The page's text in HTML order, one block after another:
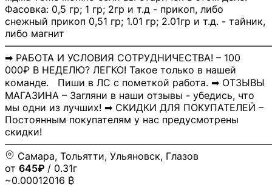
Фасовка: 0,5 гр; 1 гр; 2гр и т.д - прикоп, либо
снежный прикоп 0,51 гр; 1.01 гр; 2.01гр и т.д. - тайник,
либо магнит
➡ РАБОТА И УСЛОВИЯ СОТРУДНИЧЕСТВА! – 100
000₽ В НЕДЕЛЮ? ЛЕГКО! Такое только в нашей
команде. Пиши в ЛС с пометкой работа. ➡ ОТЗЫВЫ
МАГАЗИНА – Загляни в наши отзывы - убедись, что
мы одни из лучших! ➡ СКИДКИ ДЛЯ ПОКУПАТЕЛЕЙ –
Постоянным покупателям у нас предусмотрены
скидки!
Самара, Тольятти, Ульяновск, Глазов
от 645₽ / 0.31г
~0.00012016 ₿